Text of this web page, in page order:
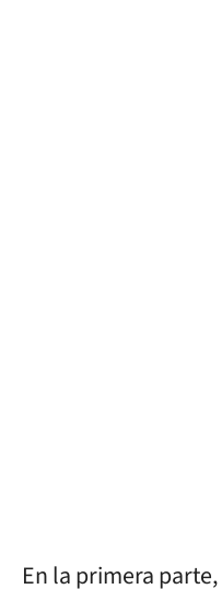
En la primera parte,